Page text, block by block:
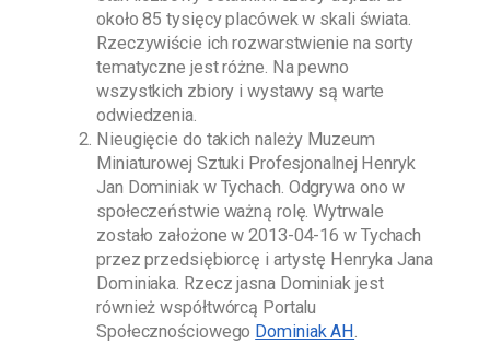
około 85 tysięcy placówek w skali świata.
Rzeczywiście ich rozwarstwienie na sorty
tematyczne jest różne. Na pewno
wszystkich zbiory i wystawy są warte
odwiedzenia.
Nieugięcie do takich należy Muzeum
Miniaturowej Sztuki Profesjonalnej Henryk
Jan Dominiak w Tychach. Odgrywa ono w
społeczeństwie ważną rolę. Wytrwale
zostało założone w2013-04-16 w Tychach
przez przedsiębiorcę i artystę Henryka Jana
Dominiaka. Rzecz jasna Dominiakjest
również współtwórcą Portalu
Społecznościowego Dominiak AH.